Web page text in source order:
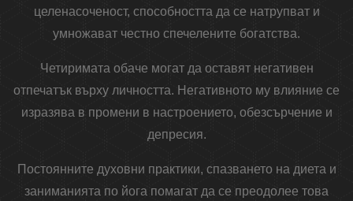
целенасоченост, способността да се натрупват и
умножават честно спечелените богатства.
Четиримата обаче могат да оставят негативен
отпечатък върху личността. Негативното му влияние се
изразява в промени в настроението, обезсърчение и
депресия.
Постоянните духовни практики, спазването на диета и
заниманията по йога помагат да се преодолее това